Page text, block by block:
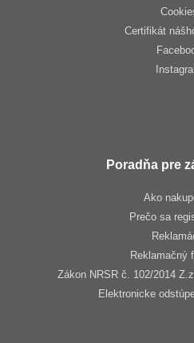
Certifikát
Poradňa pre
Ako
Prečo sa
Reklamačný
Zákon NRSR č. 102/2014
Elektronicke